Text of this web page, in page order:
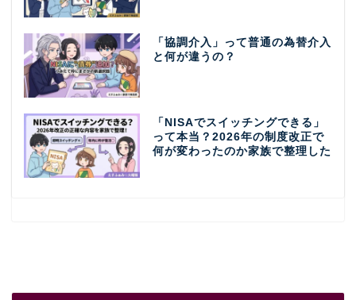
「協調介入」って普通の為替介入
と何が違うの？
「NISAでスイッチングできる」
って本当？2026年の制度改正で
何が変わったのか家族で整理した